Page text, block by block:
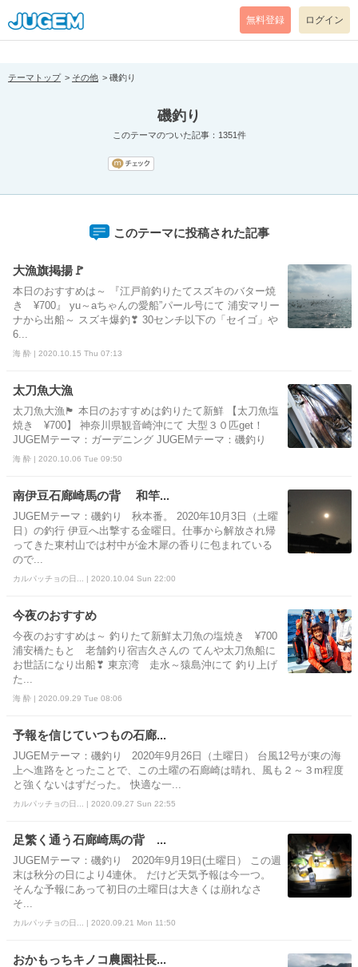
[pear_error: message="Success" code=0 mode=return level=notice
prefix="" info=""]
無料登録 ログイン
テーマトップ その他 磯釣り
磯釣り
このテーマのついた記事：1351件
このテーマに投稿された記事
大漁旗掲揚🚩
本日のおすすめは～ 『江戸前釣りたてスズキのバター焼
き ¥700』 yu～aちゃんの愛船”パール号にて 浦安マリー
ナから出船～ スズキ爆釣❣ 30センチ以下の「セイゴ」や
6...
海 酔 | 2020.10.15 Thu 07:13
太刀魚大漁
太刀魚大漁🏴 本日のおすすめは釣りたて新鮮 【太刀魚塩
焼き ¥700】 神奈川県観音崎沖にて 大型３０匹get！
JUGEMテーマ：ガーデニング JUGEMテーマ：磯釣り
海 酔 | 2020.10.06 Tue 09:50
南伊豆石廊崎馬の背 和竿...
JUGEMテーマ：磯釣り 秋本番。 2020年10月3日（土曜
日）の釣行 伊豆へ出撃する金曜日。仕事から解放され帰
ってきた東村山では村中が金木犀の香りに包まれている
ので...
カルパッチョの日... | 2020.10.04 Sun 22:00
今夜のおすすめ
今夜のおすすめは～ 釣りたて新鮮太刀魚の塩焼き ¥700
浦安橋たもと 老舗釣り宿吉久さんの てんや太刀魚船に
お世話になり出船❣ 東京湾 走水～猿島沖にて 釣り上げ
た...
海 酔 | 2020.09.29 Tue 08:06
予報を信じていつもの石廊...
JUGEMテーマ：磯釣り 2020年9月26日（土曜日） 台風12号が東の海
上へ進路をとったことで、この土曜の石廊崎は晴れ、風も２～３m程度
と強くないはずだった。 快適な一...
カルパッチョの日... | 2020.09.27 Sun 22:55
足繁く通う石廊崎馬の背 ...
JUGEMテーマ：磯釣り 2020年9月19日(土曜日） この週
末は秋分の日により4連休。 だけど天気予報は今一つ。
そんな予報にあって初日の土曜日は大きくは崩れなさ
そ...
カルパッチョの日... | 2020.09.21 Mon 11:50
おかもっちキノコ農園社長...